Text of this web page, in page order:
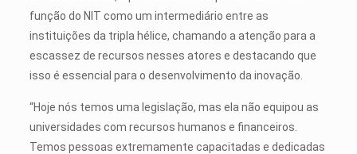
função do NIT como um intermediário entre as
instituições da tripla hélice, chamando a atenção para a
escassez de recursos nesses atores e destacando que
isso é essencial para o desenvolvimento da inovação.
“Hoje nós temos uma legislação, mas ela não equipou as
universidades com recursos humanos e financeiros.
Temos pessoas extremamente capacitadas e dedicadas